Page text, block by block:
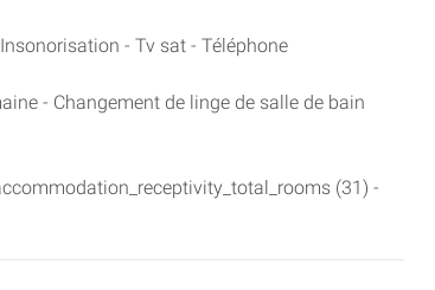
- Tv sat - Téléphone
- Changement de linge de salle de bain
(31) -